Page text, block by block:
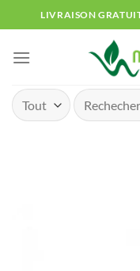
au
contenu
LIVRAISON
Recherche
pour :